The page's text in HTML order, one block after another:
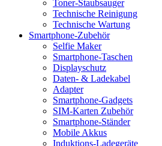
Toner-Staubsauger
Technische Reinigung
Technische Wartung
Smartphone-Zubehör
Selfie Maker
Smartphone-Taschen
Displayschutz
Daten- & Ladekabel
Adapter
Smartphone-Gadgets
SIM-Karten Zubehör
Smartphone-Ständer
Mobile Akkus
Induktions-Ladegeräte